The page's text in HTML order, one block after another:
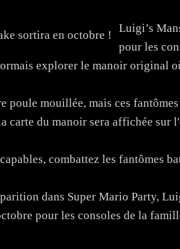
Luigi’s
pour les
explorer le manoir original
poule mouillée, mais ces
carte du manoir sera affichée sur
combattez les fantômes
dans Super Mario Party,
pour les consoles de la